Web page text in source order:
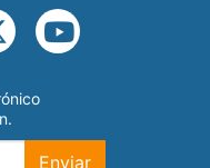
Enviar